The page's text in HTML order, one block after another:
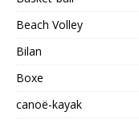
Beach Volley
Bilan
Boxe
canoë-kayak